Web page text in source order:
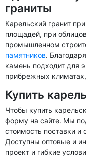
граниты
Карельский гранит
площадей, при
промышленном
памятников.
камень подходит для
прибрежных
Купить
Чтобы купить
форму на сайте. Мы
стоимость поставки и
Доступны оптовые и
проект и гибкие